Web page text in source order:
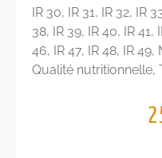
IR 30, IR 31, IR 32, IR
38, IR 39, IR 40, IR 41,
46, IR 47, IR 48, IR 49,
Qualité nutritionnelle,